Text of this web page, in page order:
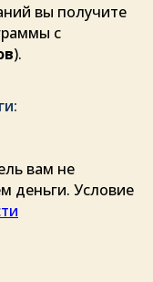
вы получите
с
).
вам не
деньги. Условие